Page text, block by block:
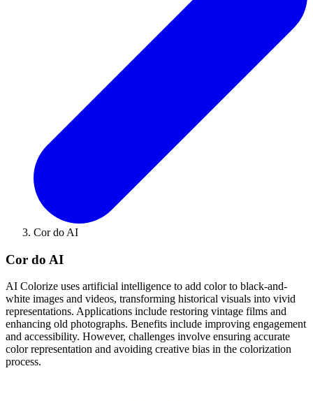
Cor do AI
Cor do AI
AI Colorize uses artificial intelligence to add color to black-and-
white images and videos, transforming historical visuals into vivid
representations. Applications include restoring vintage films and
enhancing old photographs. Benefits include improving engagement
and accessibility. However, challenges involve ensuring accurate
color representation and avoiding creative bias in the colorization
process.